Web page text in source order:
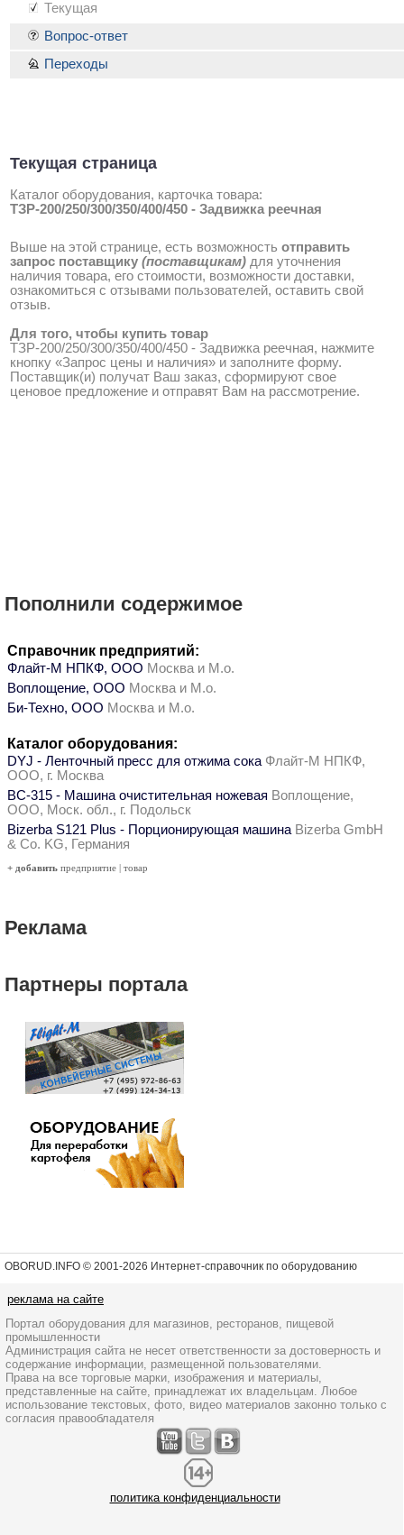
Текущая
Текущая страница
Каталог оборудования, карточка товара:
ТЗР-200/250/300/350/400/450 - Задвижка реечная
Выше на этой странице, есть возможность отправить
запрос поставщику (поставщикам) для уточнения
наличия товара, его стоимости, возможности доставки,
ознакомиться с отзывами пользователей, оставить свой
отзыв.
Для того, чтобы купить товар
ТЗР-200/250/300/350/400/450 - Задвижка реечная, нажмите
кнопку «Запрос цены и наличия» и заполните форму.
Поставщик(и) получат Ваш заказ, сформируют свое
ценовое предложение и отправят Вам на рассмотрение.
Вопрос-ответ
Переходы
Пополнили содержимое
Справочник предприятий:
Флайт-М НПКФ, ООО Москва и М.о.
Воплощение, ООО Москва и М.о.
Би-Техно, ООО Москва и М.о.
Каталог оборудования:
DYJ - Ленточный пресс для отжима сока Флайт-М НПКФ,
ООО, г. Москва
ВС-315 - Машина очистительная ножевая Воплощение,
ООО, Моск. обл., г. Подольск
Bizerba S121 Plus - Порционирующая машина Bizerba GmbH
& Co. KG, Германия
+ добавить предприятие | товар
Реклама
Партнеры портала
OBORUD.INFO © 2001-2026 Интернет-справочник по оборудованию
реклама на сайте
Портал оборудования для магазинов, ресторанов, пищевой
промышленности
Администрация сайта не несет ответственности за достоверность и
содержание информации, размещенной пользователями.
Права на все торговые марки, изображения и материалы,
представленные на сайте, принадлежат их владельцам. Любое
использование текстовых, фото, видео материалов законно только с
согласия правообладателя
политика конфиденциальности